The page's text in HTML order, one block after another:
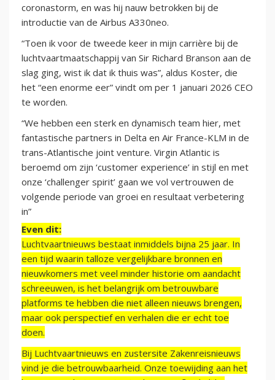
coronastorm, en was hij nauw betrokken bij de
introductie van de Airbus A330neo.
“Toen ik voor de tweede keer in mijn carrière bij de
luchtvaartmaatschappij van Sir Richard Branson aan de
slag ging, wist ik dat ik thuis was”, aldus Koster, die
het “een enorme eer” vindt om per 1 januari 2026 CEO
te worden.
“We hebben een sterk en dynamisch team hier, met
fantastische partners in Delta en Air France-KLM in de
trans-Atlantische joint venture. Virgin Atlantic is
beroemd om zijn ‘customer experience’ in stijl en met
onze ‘challenger spirit’ gaan we vol vertrouwen de
volgende periode van groei en resultaat verbetering
in”
Even dit:
Luchtvaartnieuws bestaat inmiddels bijna 25 jaar. In
een tijd waarin talloze vergelijkbare bronnen en
nieuwkomers met veel minder historie om aandacht
schreeuwen, is het belangrijk om betrouwbare
platforms te hebben die niet alleen nieuws brengen,
maar ook perspectief en verhalen die er echt toe
doen.
Bij Luchtvaartnieuws en zustersite Zakenreisnieuws
vind je die betrouwbaarheid. Onze toewijding aan het